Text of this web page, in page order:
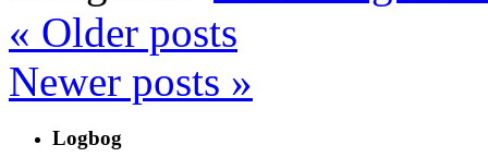
« Older posts
Newer posts »
Logbog